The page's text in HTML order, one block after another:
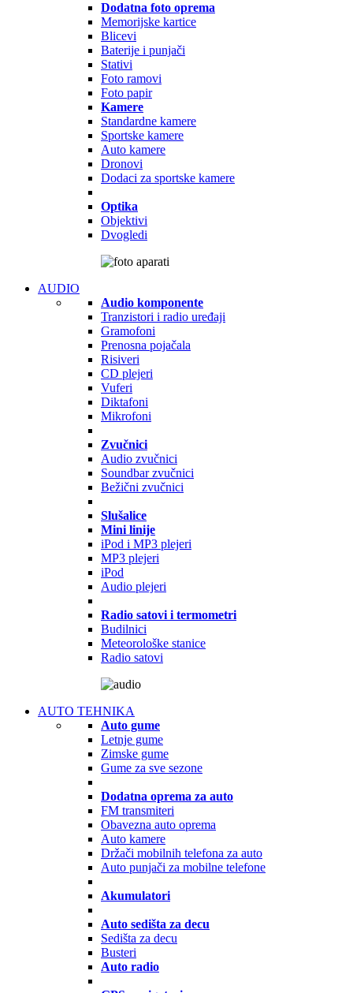
Dodatna foto oprema
Memorijske kartice
Blicevi
Baterije i punjači
Stativi
Foto ramovi
Foto papir
Kamere
Standardne kamere
Sportske kamere
Auto kamere
Dronovi
Dodaci za sportske kamere
Optika
Objektivi
Dvogledi
AUDIO
Audio komponente
Tranzistori i radio uređaji
Gramofoni
Prenosna pojačala
Risiveri
CD plejeri
Vuferi
Diktafoni
Mikrofoni
Zvučnici
Audio zvučnici
Soundbar zvučnici
Bežični zvučnici
Slušalice
Mini linije
iPod i MP3 plejeri
MP3 plejeri
iPod
Audio plejeri
Radio satovi i termometri
Budilnici
Meteorološke stanice
Radio satovi
AUTO TEHNIKA
Auto gume
Letnje gume
Zimske gume
Gume za sve sezone
Dodatna oprema za auto
FM transmiteri
Obavezna auto oprema
Auto kamere
Držači mobilnih telefona za auto
Auto punjači za mobilne telefone
Akumulatori
Auto sedišta za decu
Sedišta za decu
Busteri
Auto radio